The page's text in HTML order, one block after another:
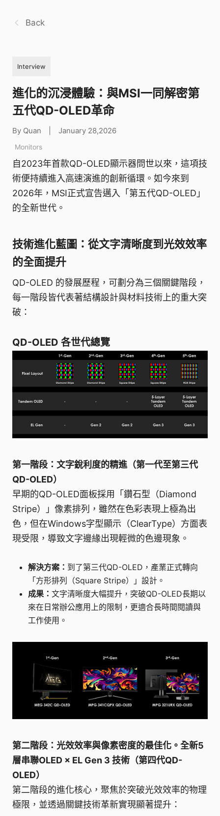
Back
Interview
進化的沉浸體驗：與MSI一同解密第
五代QD-OLED革命
By Quan January 28,2026
Monitors
自2023年首款QD-OLED顯示器問世以來，這項技
術便持續進入高速演進的創新循環。如今來到
2026年，MSI正式宣告邁入「第五代QD-OLED」
的全新世代。
技術進化藍圖：從文字清晰度到光效效率
的全面提升
QD-OLED 的發展歷程，可劃分為三個關鍵階段，
每一階段皆代表著結構設計與材料技術上的重大突
破：
QD-OLED 各世代總覽
第一階段：文字銳利度的精進（第一代至第三代
QD-OLED）
早期的QD-OLED面板採用「鑽石型（Diamond
Stripe）」像素排列，雖然在色彩表現上極為出
色，但在Windows字型顯示（ClearType）方面表
現受限，導致文字邊緣出現輕微的色邊現象。
解決方案： 到了第三代QD-OLED，產業正式轉向
「方形排列（Square Stripe）」設計。
成果：文字清晰度大幅提升，突破QD-OLED長期以
來在日常辦公應用上的限制，更適合長時間閱讀與
工作使用。
第二階段：光效效率與像素密度的最佳化。全新5
層串聯OLED × EL Gen 3 技術（第四代QD-
OLED）
第二階段的進化核心，聚焦於突破光效效率的物理
極限，並透過關鍵技術革新實現顯著提升：